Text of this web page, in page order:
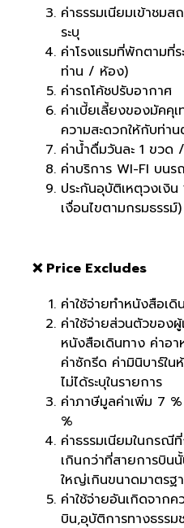
ค่าธรรมเนียมเข้าชม
ระบุ
ค่าโรงแรมที่พักตามที่
ท่าน / ห้อง)
ค่ารถโค้ชปรับอากาศ
ค่าเบี้ยเลี้ยงของมัคคุ
ความสะดวกให้กับท่า
ค่าน้ำดื่มวันละ 1 ขวด
ค่าบริการ WI-FI บน
ประกันอุบัติเหตุวงเงิ
เงื่อนไขตามกรมธรรม์)
❌ Price Excludes
ค่าใช้จ่ายทำหนังสือเดิ
ค่าใช้จ่ายส่วนตัวของ
หนังสือเดินทาง ค่าอา
ค่าซักรีด ค่ามินิบาร์ใน
ไม่ได้ระบุในรายการ
ค่าภาษีมูลค่าเพิ่ม 7
%
ค่าธรรมเนียมในกรณี
เกินกว่าที่สายการบิน
ใหญ่เกินขนาดมาตรฐ
ค่าใช้จ่ายอันเกิดจาก
บิน,อุบัติการทางธรรม